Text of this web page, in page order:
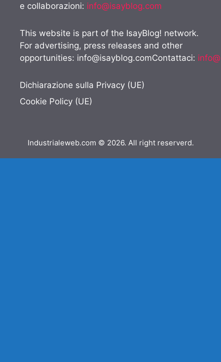
e collaborazioni: info@isayblog.com
This website is part of the IsayBlog! network.
For advertising, press releases and other
opportunities: info@isayblog.comContattaci:
Dichiarazione sulla Privacy (UE)
Cookie Policy (UE)
Industrialeweb.com © 2026. All right reserverd.